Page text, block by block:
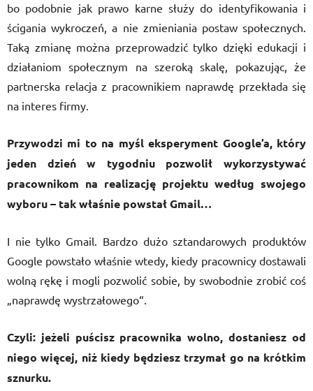
bo podobnie jak prawo karne służy do identyfikowania i
ścigania wykroczeń, a nie zmieniania postaw społecznych.
Taką zmianę można przeprowadzić tylko dzięki edukacji i
działaniom społecznym na szeroką skalę, pokazując, że
partnerska relacja z pracownikiem naprawdę przekłada się
na interes firmy.
Przywodzi mi to na myśl eksperyment Google’a, który
jeden dzień w tygodniu pozwolił wykorzystywać
pracownikom na realizację projektu według swojego
wyboru – tak właśnie powstał Gmail…
I nie tylko Gmail. Bardzo dużo sztandarowych produktów
Google powstało właśnie wtedy, kiedy pracownicy dostawali
wolną rękę i mogli pozwolić sobie, by swobodnie zrobić coś
„naprawdę wystrzałowego“.
Czyli: jeżeli puścisz pracownika wolno, dostaniesz od
niego więcej, niż kiedy będziesz trzymał go na krótkim
sznurku.